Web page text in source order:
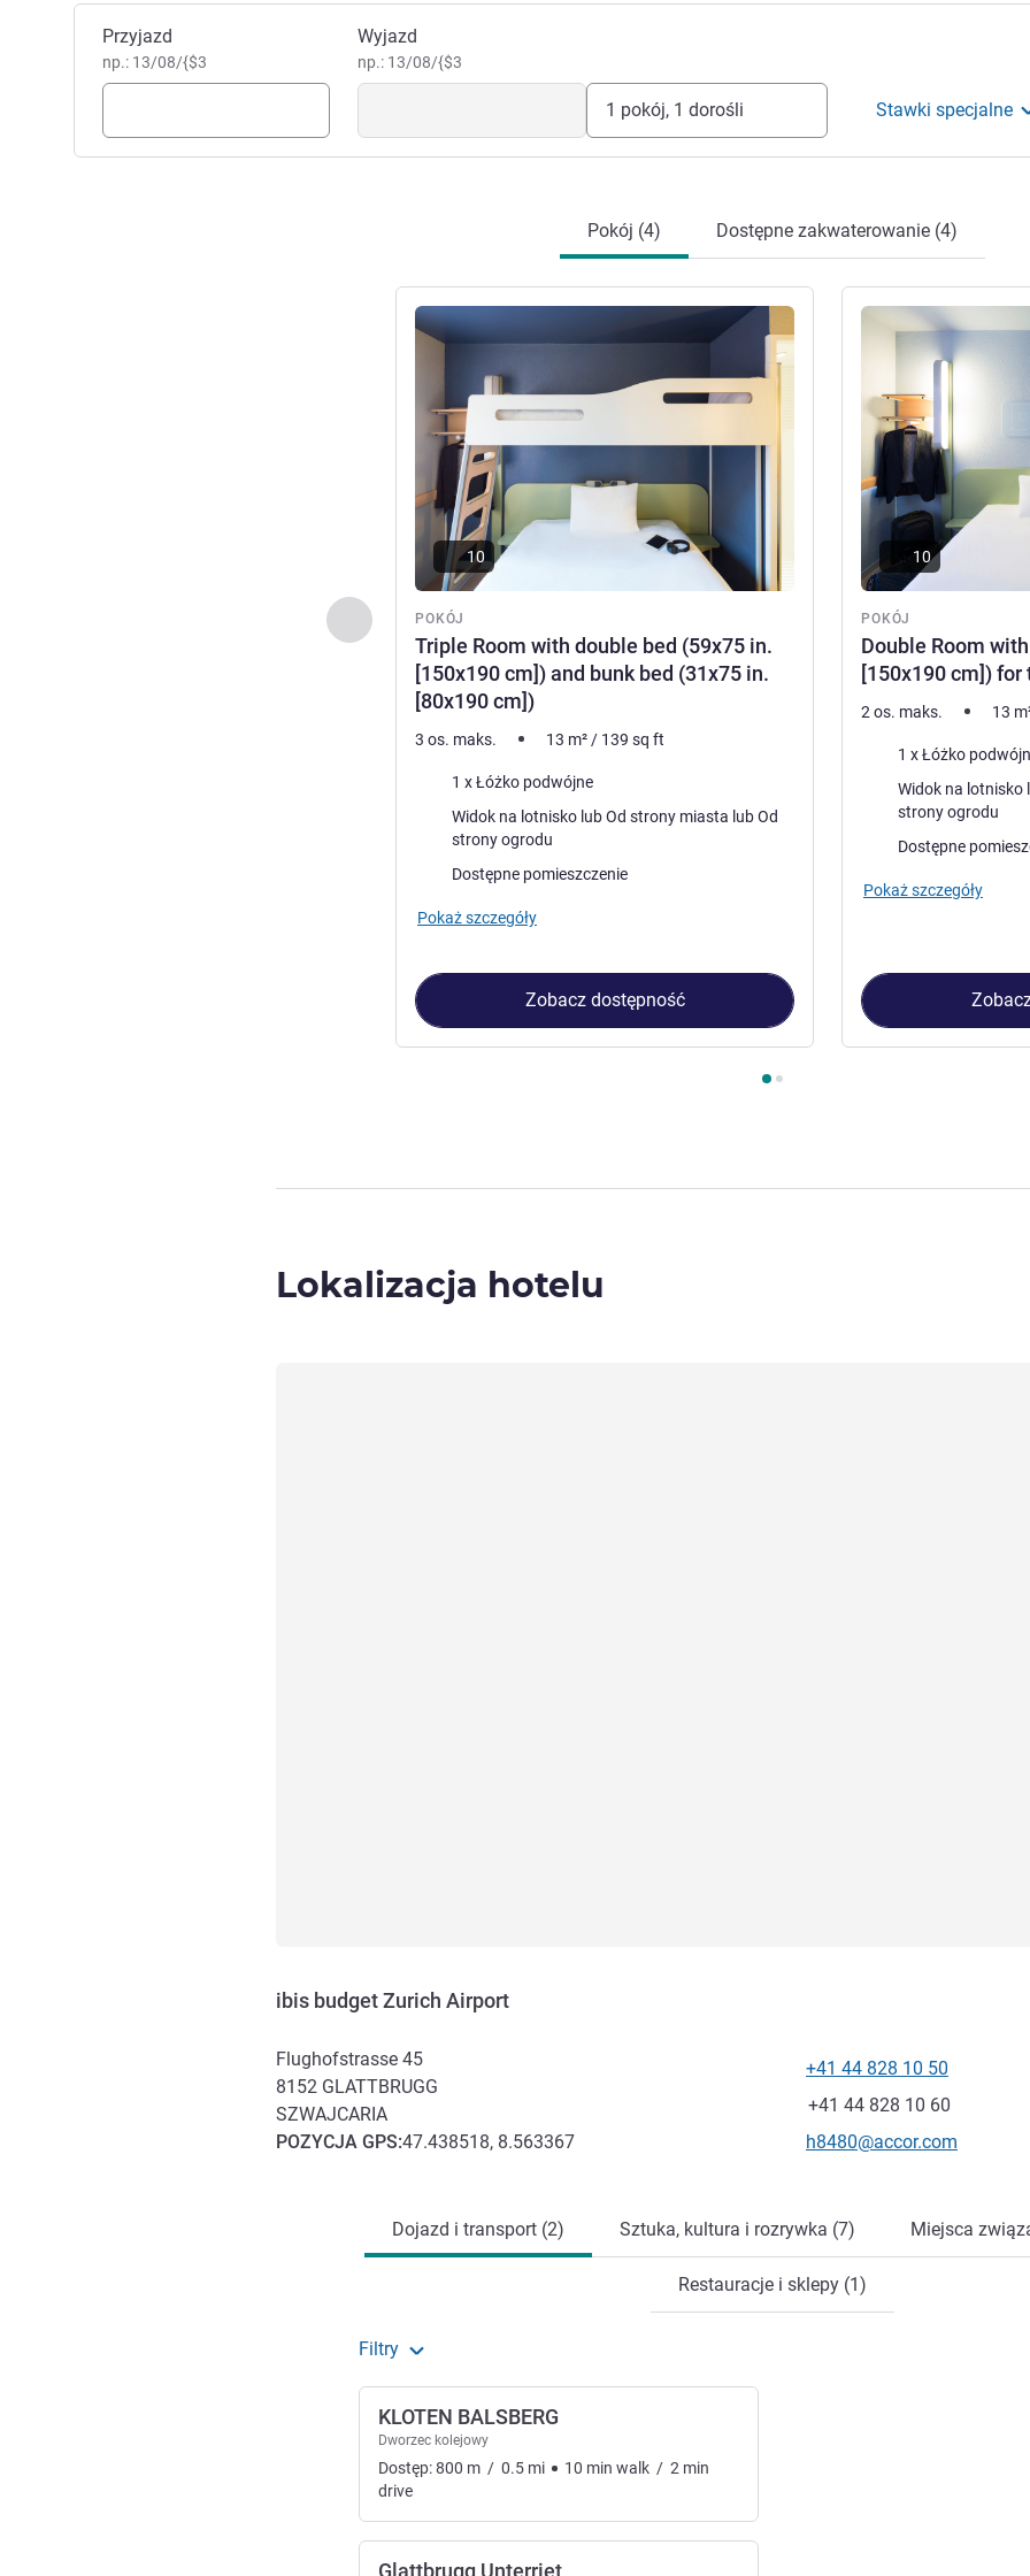
Zarezerwuj ten hotel
Przyjazd
np.: 13/08/{$3
Wyjazd
np.: 13/08/{$3
1 pokój, 1 dorośli Stawki specjalne
Pokój (4) Dostępne zakwaterowanie (4)
Poprzedni - Pokój
POKÓJ
Triple Room with double bed (59x75 in.
[150x190 cm]) and bunk bed (31x75 in.
[80x190 cm])
Pokaż szczegóły
10
3 os. maks. 13 m² / 139 sq ft
Pościel1 x Łóżko podwójne
Widoki:Widok na lotnisko lub Od strony miasta lub Od
strony ogrodu
Dostępne pomieszczenie
Pokaż szczegóły
Zobacz dostępność
POKÓJ
Double Room
[150x190 cm]) for
Pokaż szczegóły
10
2 os. maks. 13
Pościel1 x Łóżko
Widoki:Widok na lotnisko lub Od strony miasta
strony ogrodu
Dostępne
Pokaż szczegóły
Lokalizacja hotelu
ibis budget Zurich Airport
Flughofstrasse 45
8152 GLATTBRUGG
SZWAJCARIA
POZYCJA GPS:47.438518, 8.563367
Telefon
+41 44 828 10 50
Faks
+41 44 828 10 60
Kontaktowy adres e-mail
h8480@accor.com
Dojazd i transport (2) Sztuka, kultura i rozrywka (7) Miejsca
Restauracje i sklepy (1)
Filtry
KLOTEN BALSBERG
Dworzec kolejowy
Dostęp:800 m / 0.5 mi 10 min walk / 2 min
drive